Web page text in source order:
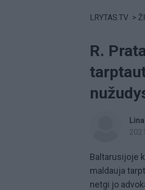
LRYTAS.TV >
R.
Baltarusijoje
maldauja
netgi jo